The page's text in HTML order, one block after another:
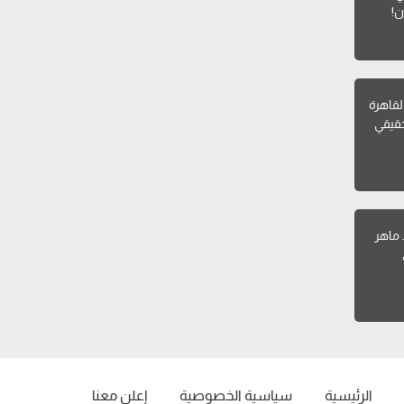
ماهر
الرئيسية سياسية الخصوصية إعلن معنا